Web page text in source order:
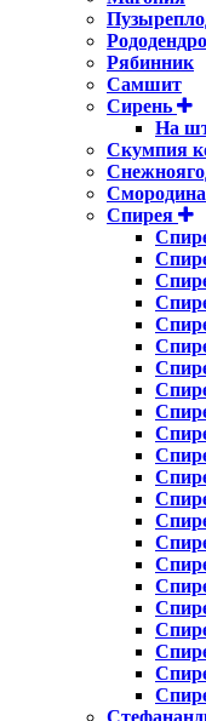
Рябинник
Самшит
Сирень
На
Скумпия
Спирея